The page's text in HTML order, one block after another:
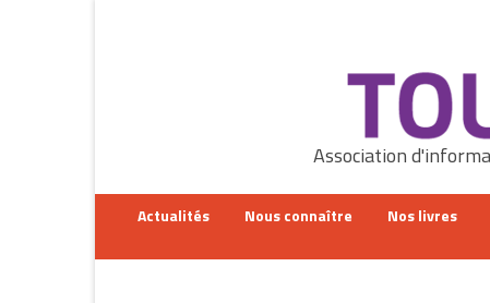
Association
Actualités Nous connaître Nos livres